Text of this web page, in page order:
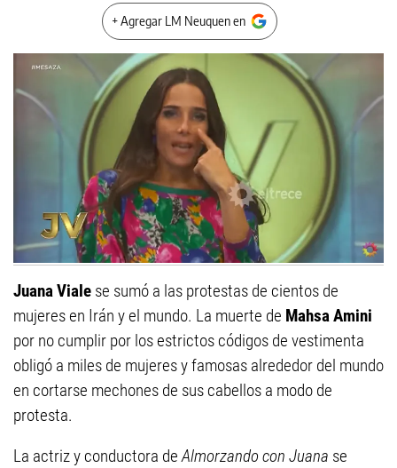
+ Agregar LM Neuquen en
Juana Viale se sumó a las protestas de cientos de
mujeres en Irán y el mundo. La muerte de Mahsa Amini
por no cumplir por los estrictos códigos de vestimenta
obligó a miles de mujeres y famosas alrededor del mundo
en cortarse mechones de sus cabellos a modo de
protesta.
La actriz y conductora deAlmorzando con Juana se